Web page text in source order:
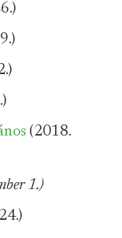
(2018.
1.)